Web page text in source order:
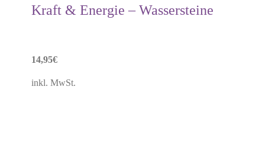
Kraft & Energie – Wassersteine
14,95€
inkl. MwSt.